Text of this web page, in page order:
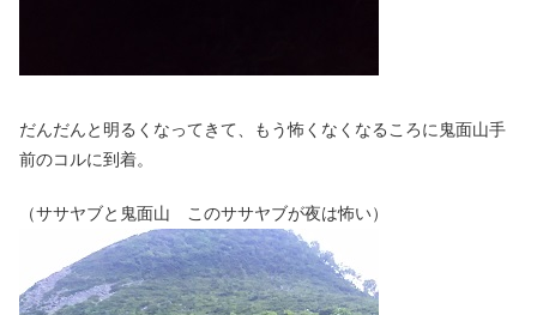
だんだんと明るくなってきて、もう怖くなくなるころに鬼面山手
前のコルに到着。
（ササヤブと鬼面山 このササヤブが夜は怖い）